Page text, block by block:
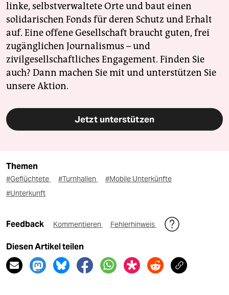
linke, selbstverwaltete Orte und baut einen
solidarischen Fonds für deren Schutz und Erhalt
auf. Eine offene Gesellschaft braucht guten, frei
zugänglichen Journalismus – und
zivilgesellschaftliches Engagement. Finden Sie
auch? Dann machen Sie mit und unterstützen Sie
unsere Aktion.
Jetzt unterstützen
Themen
#Geflüchtete #Turnhallen
#Mobile Unterkünfte
#Unterkunft
Feedback Kommentieren Fehlerhinweis
Diesen Artikel teilen